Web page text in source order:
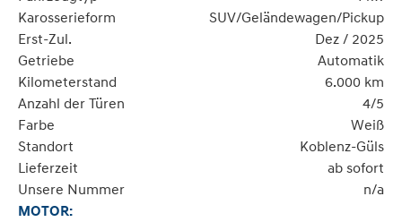
Karosserieform
SUV/Geländewagen/Pickup
Erst-Zul.
Dez / 2025
Getriebe
Automatik
Kilometerstand
6.000 km
Anzahl der Türen
4/5
Farbe
Weiß
Standort
Koblenz-Güls
Lieferzeit
ab sofort
Unsere Nummer
n/a
MOTOR: